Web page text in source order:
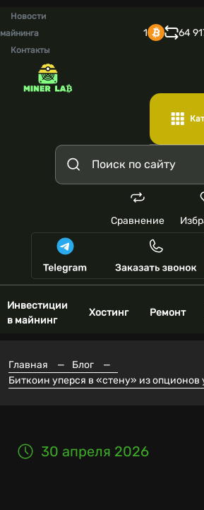
Новости
майнинга
Контакты
1 64
Сравнение
Инвестиции
в майнинг
Хостинг Ремонт
Главная — Блог
—
Биткоин уперся в «стену» из
30 апреля 2026